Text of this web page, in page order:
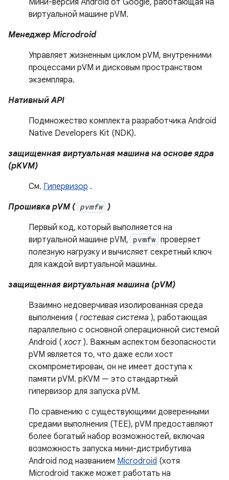
Мини-версия Android от Google, работающая на
виртуальной машине pVM.
Менеджер Microdroid
Управляет жизненным циклом pVM, внутренними
процессами pVM и дисковым пространством
экземпляра.
Нативный API
Подмножество комплекта разработчика Android
Native Developers Kit (NDK).
защищенная виртуальная машина на основе ядра
(pKVM)
См. Гипервизор .
Прошивка pVM ( pvmfw )
Первый код, который выполняется на
виртуальной машине pVM, pvmfw проверяет
полезную нагрузку и вычисляет секретный ключ
для каждой виртуальной машины.
защищенная виртуальная машина (pVM)
Взаимно недоверчивая изолированная среда
выполнения ( гостевая система ), работающая
параллельно с основной операционной системой
Android (хост ). Важным аспектом безопасности
pVM является то, что даже если хост
скомпрометирован, он не имеет доступа к
памяти pVM. pKVM — это стандартный
гипервизор для запуска pVM.
По сравнению с существующими доверенными
средами выполнения (TEE), pVM предоставляют
более богатый набор возможностей, включая
возможность запуска мини-дистрибутива
Android под названием Microdroid (хотя
Microdroid также может работать на